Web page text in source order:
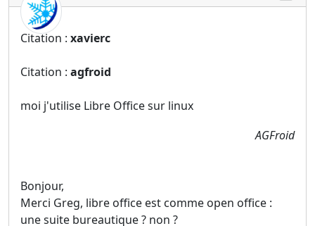
Citation : xavierc
Citation : agfroid
moi j'utilise Libre Office sur linux
AGFroid
Bonjour,
Merci Greg, libre office est comme open office :
une suite bureautique ? non ?